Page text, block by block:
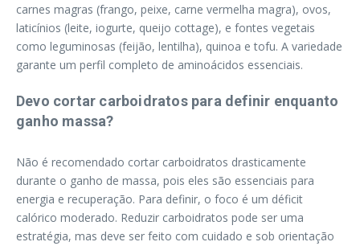
carnes magras (frango, peixe, carne vermelha magra), ovos,
laticínios (leite, iogurte, queijo cottage), e fontes vegetais
como leguminosas (feijão, lentilha), quinoa e tofu. A variedade
garante um perfil completo de aminoácidos essenciais.
Devo cortar carboidratos para definir enquanto
ganho massa?
Não é recomendado cortar carboidratos drasticamente
durante o ganho de massa, pois eles são essenciais para
energia e recuperação. Para definir, o foco é um déficit
calórico moderado. Reduzir carboidratos pode ser uma
estratégia, mas deve ser feito com cuidado e sob orientação